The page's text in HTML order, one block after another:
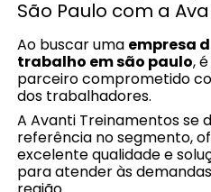
São Paulo com a
Ao buscar uma empresa
trabalho em são paulo,
parceiro comprometido
dos trabalhadores.
A Avanti Treinamentos se
referência no segmento,
excelente qualidade e
para atender às